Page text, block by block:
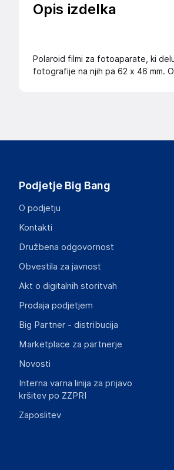
Opis izdelka
Polaroid filmi za fotoaparate, ki
fotografije na njih pa 62 x 46 mm.
Podjetje Big Bang
O podjetju
Kontakti
Družbena odgovornost
Obvestila za javnost
Akt o digitalnih storitvah
Prodaja podjetjem
Big Partner - distribucija
Marketplace za partnerje
Novosti
Interna varna linija za prijavo
kršitev po ZZPRI
Zaposlitev